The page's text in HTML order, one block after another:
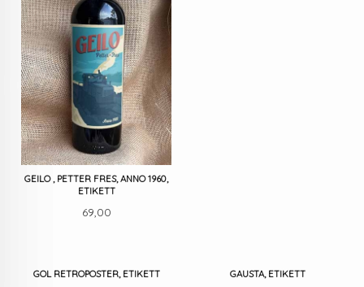
GEILO , PETTER FRES, ANNO 1960,
ETIKETT
Pris
69,00
GOL RETROPOSTER, ETIKETT GAUSTA, ETIKETT